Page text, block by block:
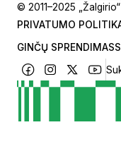
© 2011–2025
PRIVATUMO
GINČŲ SPRENDIMAS